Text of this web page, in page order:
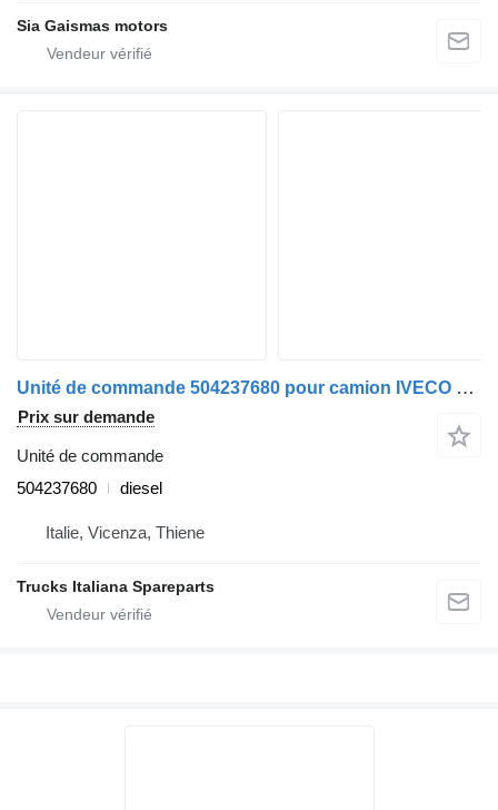
Sia Gaismas motors
Unité de commande 504237680 pour camion IVECO EUROCARGO 2005>2008
Prix sur demande
Unité de commande
504237680
diesel
Italie, Vicenza, Thiene
Trucks Italiana Spareparts